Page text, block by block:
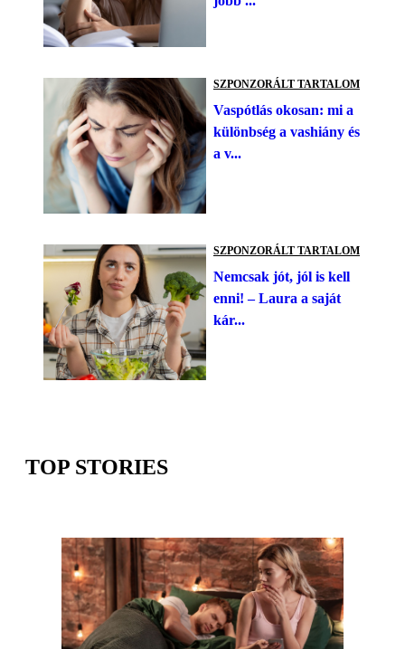
SZPONZORÁLT TARTALOM
Vaspótlás okosan: mi a
különbség a vashiány és
a v...
SZPONZORÁLT TARTALOM
Nemcsak jót, jól is kell
enni! – Laura a saját
kár...
TOP STORIES